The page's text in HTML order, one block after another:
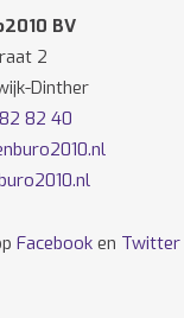
BV
2
Dinther
82 40
Facebook en Twitter